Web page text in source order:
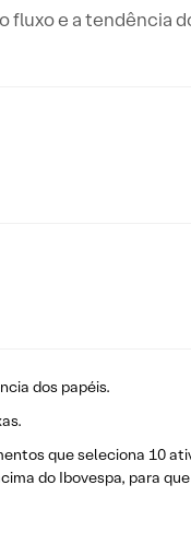
fluxo e a tendência
dos papéis.
que seleciona 10
do Ibovespa, para